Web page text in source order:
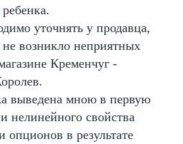
уточнять у продавца,
возникло неприятных
Кременчуг -
выведена мною в первую
нелинейного свойства
опционов в результате